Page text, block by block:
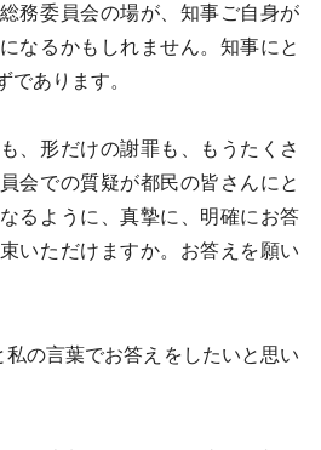
務委員会の場が、知事ご自身が
なるかもしれません。知事にと
であります。
、形だけの謝罪も、もうたくさ
会での質疑が都民の皆さんにと
るように、真摯に、明確にお答
いただけますか。お答えを願い
の言葉でお答えをしたいと思い